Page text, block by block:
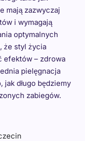
mają zazwyczaj
i wymagają
optymalnych
że styl życia
efektów – zdrowa
pielęgnacja
jak długo będziemy
zabiegów.